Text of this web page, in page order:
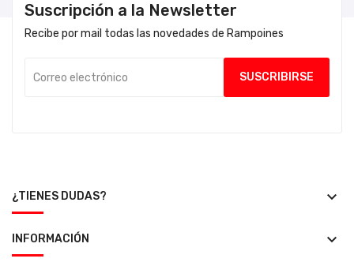
Suscripción a la Newsletter
Recibe por mail todas las novedades de Rampoines
¿TIENES DUDAS? keyboard_arrow_down
INFORMACIÓN keyboard_arrow_down